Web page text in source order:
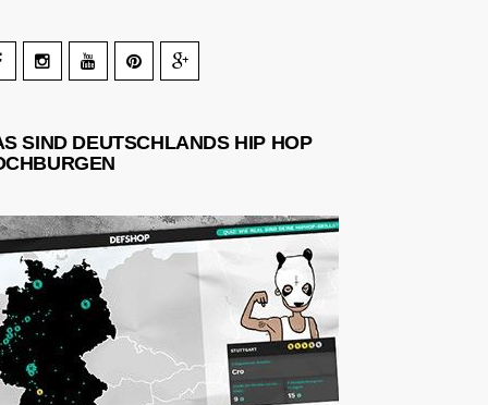
SIND DEUTSCHLANDS HIP HOP